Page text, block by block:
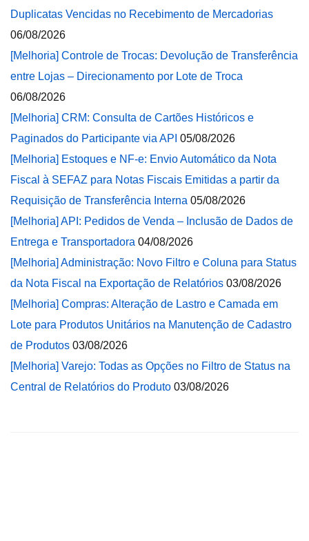
Duplicatas Vencidas no Recebimento de Mercadorias
06/08/2026
[Melhoria] Controle de Trocas: Devolução de Transferência
entre Lojas – Direcionamento por Lote de Troca
06/08/2026
[Melhoria] CRM: Consulta de Cartões Históricos e
Paginados do Participante via API 05/08/2026
[Melhoria] Estoques e NF-e: Envio Automático da Nota
Fiscal à SEFAZ para Notas Fiscais Emitidas a partir da
Requisição de Transferência Interna 05/08/2026
[Melhoria] API: Pedidos de Venda – Inclusão de Dados de
Entrega e Transportadora 04/08/2026
[Melhoria] Administração: Novo Filtro e Coluna para Status
da Nota Fiscal na Exportação de Relatórios 03/08/2026
[Melhoria] Compras: Alteração de Lastro e Camada em
Lote para Produtos Unitários na Manutenção de Cadastro
de Produtos 03/08/2026
[Melhoria] Varejo: Todas as Opções no Filtro de Status na
Central de Relatórios do Produto 03/08/2026